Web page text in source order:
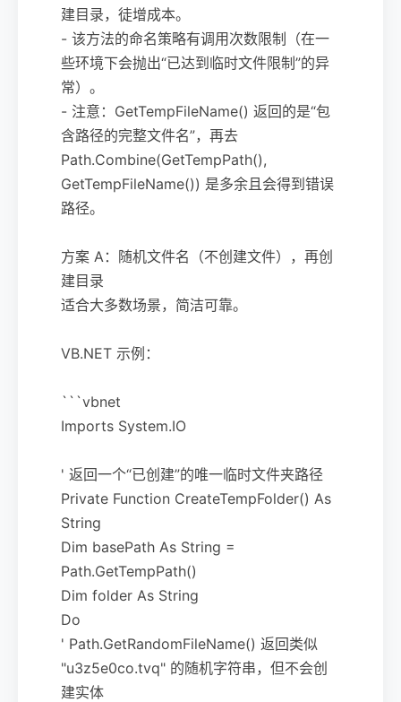
建目录，徒增成本。
- 该方法的命名策略有调用次数限制（在一
些环境下会抛出“已达到临时文件限制”的异
常）。
- 注意：GetTempFileName() 返回的是“包
含路径的完整文件名”，再去
Path.Combine(GetTempPath(),
GetTempFileName()) 是多余且会得到错误
路径。
方案 A：随机文件名（不创建文件），再创
建目录
适合大多数场景，简洁可靠。
VB.NET 示例：
```vbnet
Imports System.IO
' 返回一个“已创建”的唯一临时文件夹路径
Private Function CreateTempFolder() As
String
Dim basePath As String =
Path.GetTempPath()
Dim folder As String
Do
' Path.GetRandomFileName() 返回类似
"u3z5e0co.tvq" 的随机字符串，但不会创
建实体